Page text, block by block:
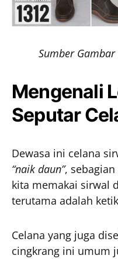
Sumber
Mengenali
Seputar
Dewasa ini celana
“naik daun”,
kita memakai sirwal
terutama adalah
Celana yang juga
cingkrang ini umum